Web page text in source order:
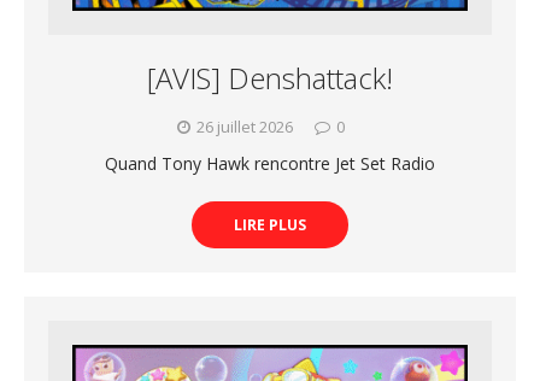
[AVIS] Denshattack!
26 juillet 2026 0
Quand Tony Hawk rencontre Jet Set Radio
LIRE PLUS